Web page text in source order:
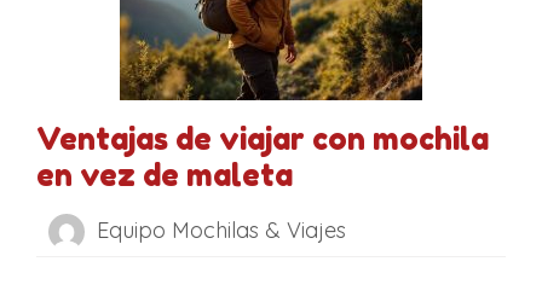
Ventajas de viajar con mochila
en vez de maleta
Equipo Mochilas & Viajes